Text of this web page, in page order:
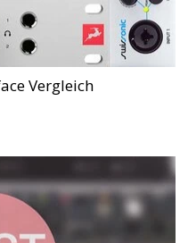
Vergleich